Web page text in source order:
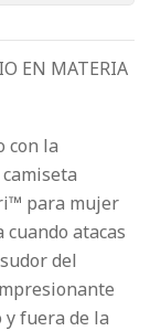
EN MATERIA
con la
para mujer
atacas
del
fuera de la